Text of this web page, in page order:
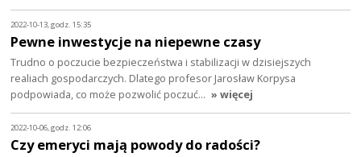
2022-10-13, godz. 15:35
Pewne inwestycje na niepewne czasy
Trudno o poczucie bezpieczeństwa i stabilizacji w dzisiejszych
realiach gospodarczych. Dlatego profesor Jarosław Korpysa
podpowiada, co może pozwolić poczuć… » więcej
2022-10-06, godz. 12:06
Czy emeryci mają powody do radości?